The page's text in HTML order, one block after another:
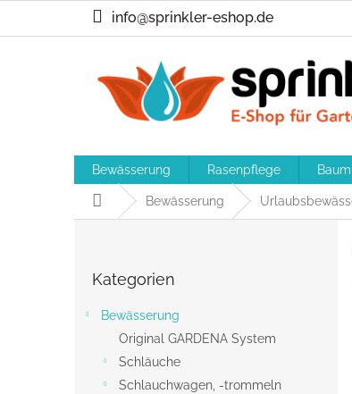
springen
info@sprinkler-eshop.de
Bewässerung Rasenpflege
StartseiteBewässerung
überspringen
Kategorien
Bewässerung
Original GARDENA System
Schläuche
Schlauchwagen, -trommeln